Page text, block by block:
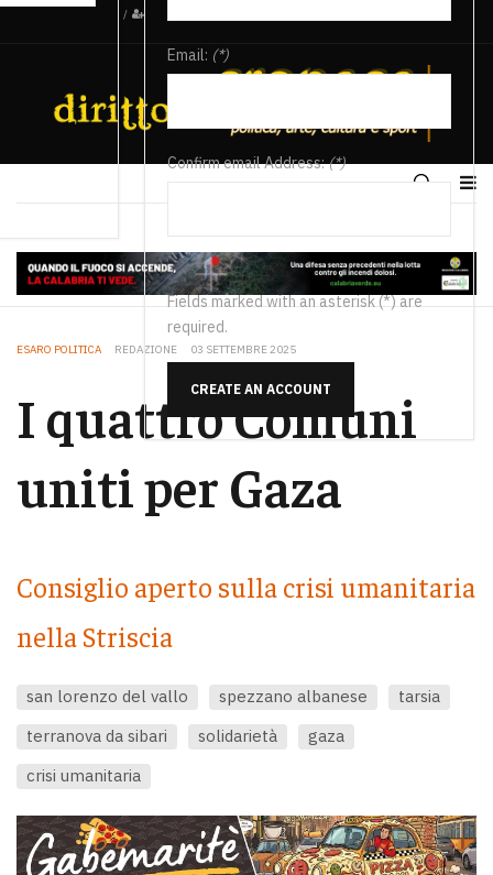
/
Email: (*)
Confirm email Address:(*)
Fields marked with an asterisk (*) are
required.
CREATE AN ACCOUNT
ESARO POLITICA REDAZIONE 03 SETTEMBRE 2025
I quattro Comuni
uniti per Gaza
Consiglio aperto sulla crisi umanitaria
nella Striscia
san lorenzo del vallo spezzano albanese
tarsia
terranova da sibari
solidarietà
gaza
crisi umanitaria